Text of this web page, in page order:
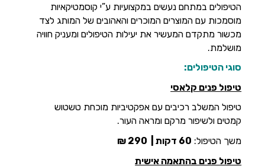
הטיפולים במתחם נעשים במקצועיות ע”י קוסמטיקאיות
מוסמכות עם המוצרים המוכרים והאהובים של המותג לצד
מכשור מתקדם המעשיר את יעילות הטיפולים ומעניק חוויה
מושלמת.
סוגי הטיפולים:
טיפול פנים קלאסי
טיפול המשלב רכיבים עם אפקטיביות מוכחת טשטוש
קמטים ולשיפור מרקם ומראה העור.
משך הטיפול: 60 דקות |
טיפול פנים בהתאמה אישית